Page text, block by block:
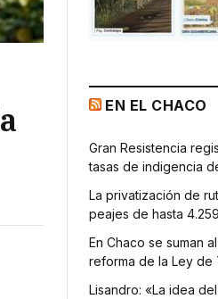
EN EL CHACO
Gran Resistencia
tasas de indigencia
La privatización de
peajes de hasta
En Chaco se suman
reforma de la Ley de
Lisandro: «La idea